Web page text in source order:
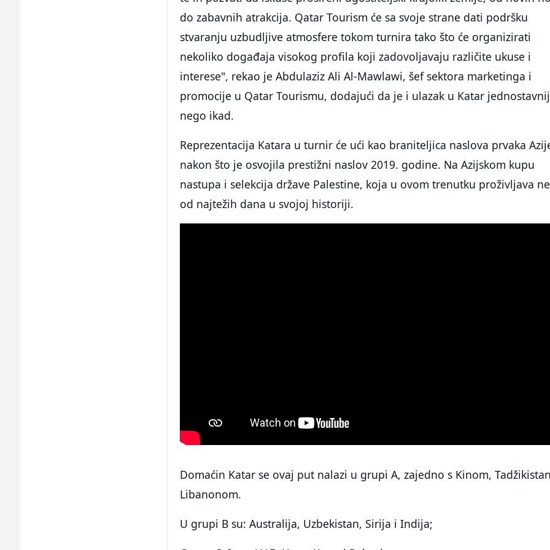
do zabavnih atrakcija. Qatar Tourism će sa svoje strane dati podršku
stvaranju uzbudljive atmosfere tokom turnira tako što će organizirati
nekoliko događaja visokog profila koji zadovoljavaju različite ukuse i
interese", rekao je Abdulaziz Ali Al-Mawlawi, šef sektora marketinga i
promocije u Qatar Tourismu, dodajući da je i ulazak u Katar
nego ikad.
Reprezentacija Katara u turnir će ući kao braniteljica naslova prvaka
nakon što je osvojila prestižni naslov 2019. godine. Na Azijskom kupu
nastupa i selekcija države Palestine, koja u ovom trenutku proživljava
od najtežih dana u svojoj historiji.
Domaćin Katar se ovaj put nalazi u grupi A, zajedno s Kinom,
Libanonom.
U grupi B su: Australija, Uzbekistan, Sirija i Indija;